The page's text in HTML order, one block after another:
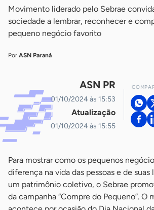
Movimento liderado pelo Sebrae
sociedade a lembrar, reconhecer e
pequeno negócio favorito
Por ASN Paraná
ASN PR
01/10/2024 às 15:53
Atualização
01/10/2024 às 15:55
Para mostrar como os pequenos
diferença na vida das pessoas e de
um patrimônio coletivo, o Sebrae
da campanha “Compre do Pequeno”. O